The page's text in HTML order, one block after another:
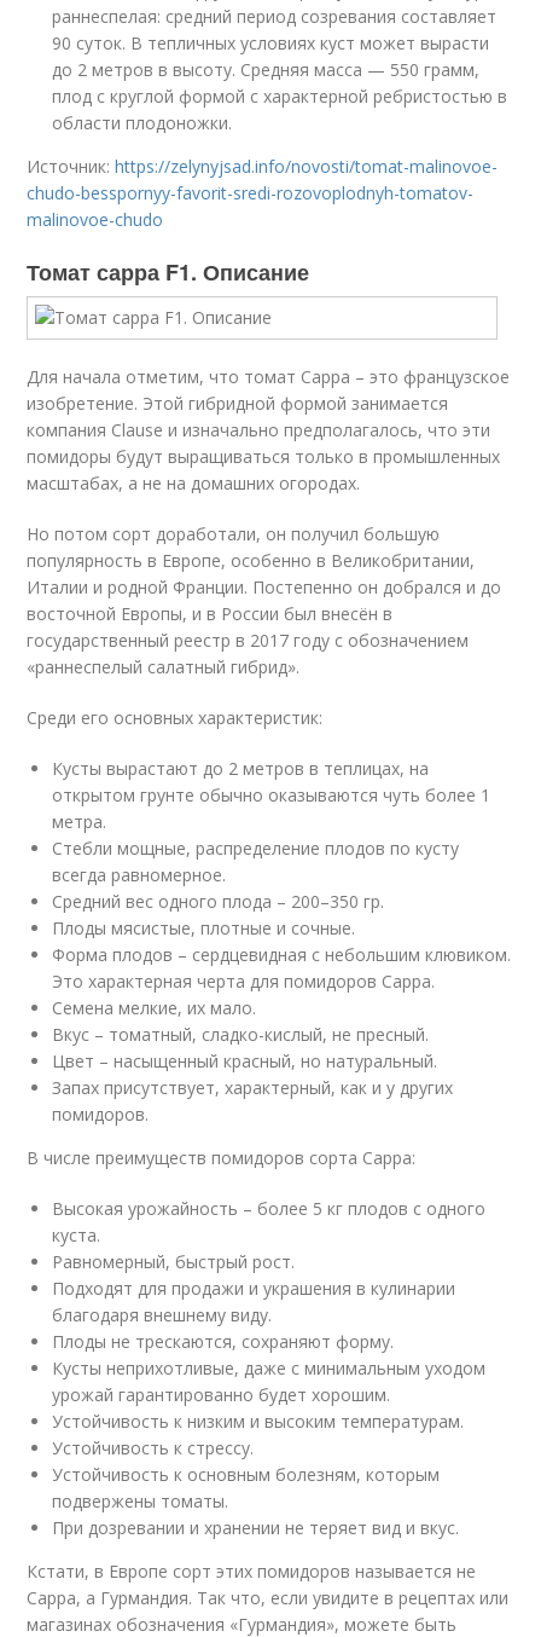
раннеспелая: средний период созревания составляет
90 суток. В тепличных условиях куст может вырасти
до 2 метров в высоту. Средняя масса — 550 грамм,
плод с круглой формой с характерной ребристостью в
области плодоножки.
Источник:https://zelynyjsad.info/novosti/tomat-malinovoe-
chudo-besspornyy-favorit-sredi-rozovoplodnyh-tomatov-
malinovoe-chudo
Томат сарра F1. Описание
Для начала отметим, что томат Сарра – это французское
изобретение. Этой гибридной формой занимается
компания Clause и изначально предполагалось, что эти
помидоры будут выращиваться только в промышленных
масштабах, а не на домашних огородах.
Но потом сорт доработали, он получил большую
популярность в Европе, особенно в Великобритании,
Италии и родной Франции. Постепенно он добрался и до
восточной Европы, и в России был внесён в
государственный реестр в 2017 году с обозначением
«раннеспелый салатный гибрид».
Среди его основных характеристик:
Кусты вырастают до 2 метров в теплицах, на
открытом грунте обычно оказываются чуть более 1
метра.
Стебли мощные, распределение плодов по кусту
всегда равномерное.
Средний вес одного плода – 200–350 гр.
Плоды мясистые, плотные и сочные.
Форма плодов – сердцевидная с небольшим клювиком.
Это характерная черта для помидоров Сарра.
Семена мелкие, их мало.
Вкус – томатный, сладко-кислый, не пресный.
Цвет – насыщенный красный, но натуральный.
Запах присутствует, характерный, как и у других
помидоров.
В числе преимуществ помидоров сорта Сарра:
Высокая урожайность – более 5 кг плодов с одного
куста.
Равномерный, быстрый рост.
Подходят для продажи и украшения в кулинарии
благодаря внешнему виду.
Плоды не трескаются, сохраняют форму.
Кусты неприхотливые, даже с минимальным уходом
урожай гарантированно будет хорошим.
Устойчивость к низким и высоким температурам.
Устойчивость к стрессу.
Устойчивость к основным болезням, которым
подвержены томаты.
При дозревании и хранении не теряет вид и вкус.
Кстати, в Европе сорт этих помидоров называется не
Сарра, а Гурмандия. Так что, если увидите в рецептах или
магазинах обозначения «Гурмандия», можете быть